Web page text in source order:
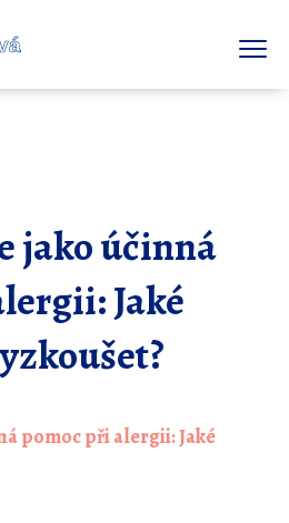
jako účinná
Jaké
pomoc při alergii: Jaké